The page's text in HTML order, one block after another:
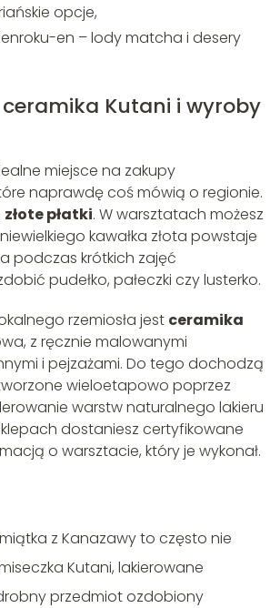
opcje,
en – lody matcha i desery
ceramika Kutani i wyroby
miejsce na zakupy
naprawdę coś mówią o regionie.
złote płatki. W warsztatach możesz
kawałka złota powstaje
podczas krótkich zajęć
pudełko, pałeczki czy lusterko.
rzemiosła jest ceramika
z ręcznie malowanymi
i pejzażami. Do tego dochodzą
wieloetapowo poprzez
warstw naturalnego lakieru
dostaniesz certyfikowane
o warsztacie, który je wykonał.
z Kanazawy to często nie
Kutani, lakierowane
przedmiot ozdobiony